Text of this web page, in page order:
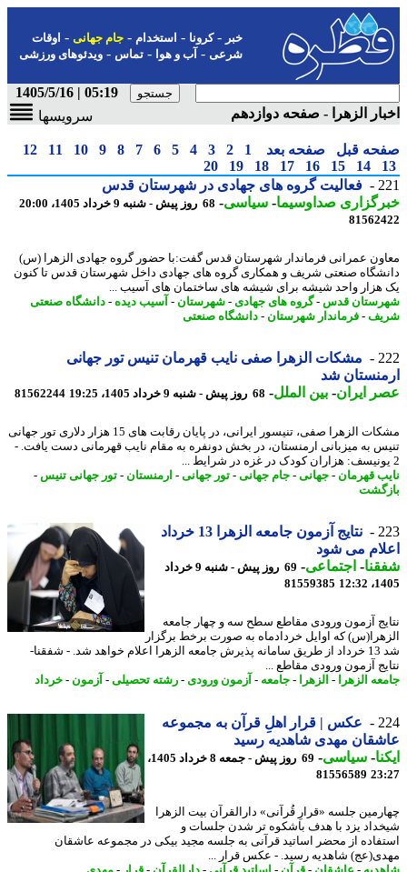
-کرونا-استخدام- جام جهانی-اوقات
شرعی-آب و هوا-تماس-ویدئوهای ورزشی
05:19 | 1405/5/16
الزهرا - صفحه دوازدهم
سرویسها
قبل صفحه بعد 1
2
3
4
5
6
7
8
9
10
11
12
14
15
16
17
18
19
20
فعالیت گروه های جهادی در شهرستان قدس
صداوسیما-سیاسی-68 روز پیش - شنبه 9 خرداد 1405، 20:00
عمرانی فرماندار شهرستان قدس گفت:با حضور گروه جهادی الزهرا (س)
صنعتی شریف و همکاری گروه های جهادی داخل شهرستان قدس تا کنون
واحد شیشه برای شیشه های ساختمان های آسیب ...
قدس-گروه های جهادی-شهرستان-آسیب دیده -دانشگاه صنعتی
-فرماندار شهرستان-دانشگاه صنعتی
مشکات الزهرا صفی نایب قهرمان تنیس تور جهانی
شد
ایران- بین الملل-68 روز پیش - شنبه 9 خرداد 1405، 19:25 81562244
مشکات الزهرا صفی، تنیسور ایرانی، در پایان رقابت های 15 هزار دلاری تور جهانی
به میزبانی ارمنستان، در بخش دونفره به مقام نایب قهرمانی دست یافت. -
قهرمان -جهانی-جام جهانی-تور جهانی-ارمنستان-تور جهانی تنیس-
نتایج آزمون جامعه الزهرا 13 خرداد
می شود
-اجتماعی-
69 روز پیش - شنبه 9 خرداد
81559385
آزمون ورودی مقاطع سطح سه و چهار جامعه
که اوایل خردادماه به صورت برخط برگزار
شد 13 خرداد از طریق سامانه پذیرش جامعه الزهرا اعلام خواهد شد. - شفقنا-
آزمون ورودی مقاطع ...
الزهرا-الزهرا-جامعه-آزمون ورودی -رشته تحصیلی-آزمون -خرداد
عکس | قرار اهلِ قرآن به مجموعه
مهدی شاهدیه رسید
-سیاسی-
69 روز پیش - جمعه 8 خرداد 1405،
81556589
جلسه «قرارِ قُرآنی» دارالقرآن بیت الزهرا
یزد با هدف باشکوه تر شدن جلسات و
از محضر اساتید قرآنی به جلسه مجید بیکی در مجموعه عاشقان
شاهدیه رسید. - عکس قرار ...